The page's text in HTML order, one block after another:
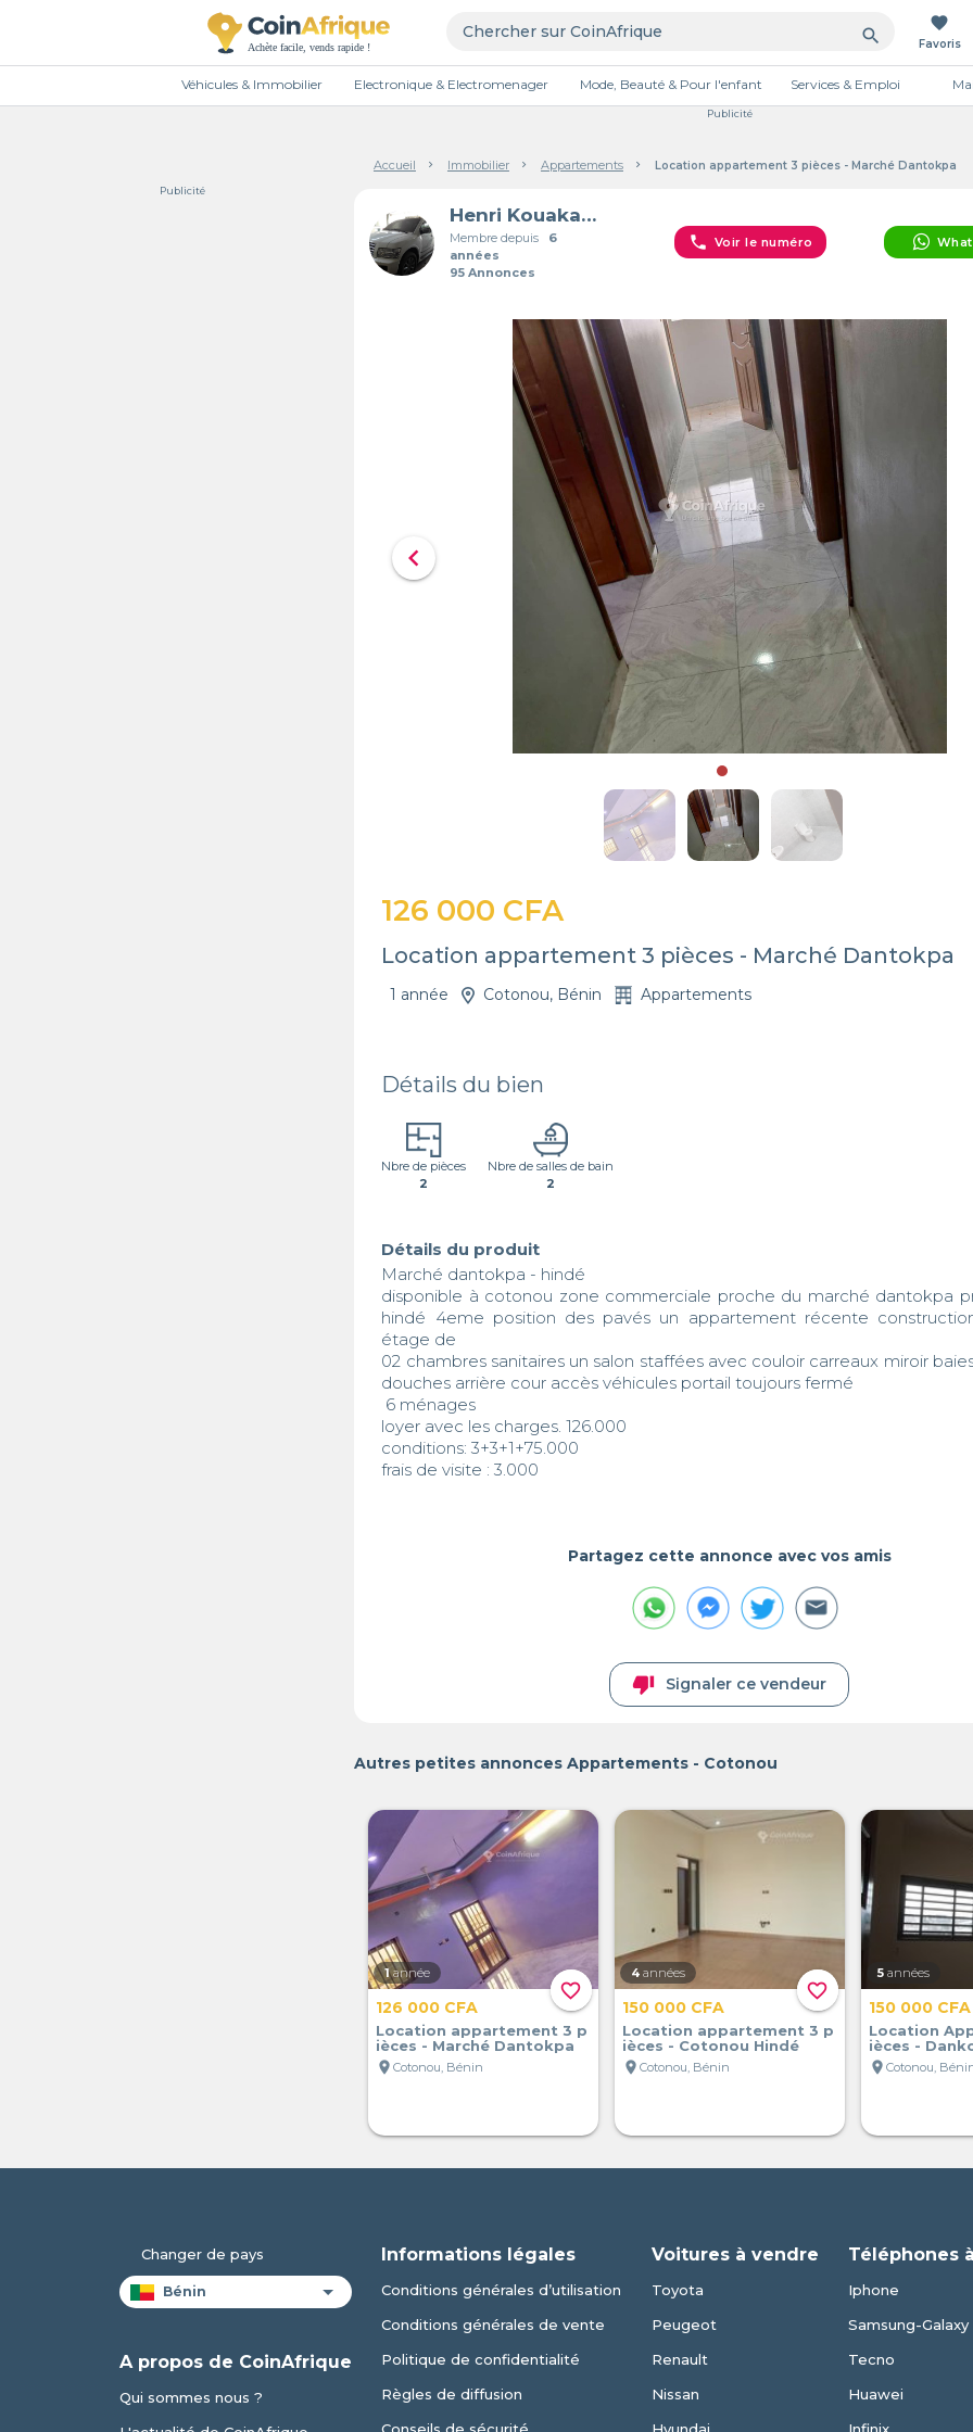
search
favorite
Favoris
Véhicules & Immobilier Electronique & Electromenager Mode, Beauté & Pour l'enfant Services & Emploi
Publicité
Accueil Immobilier Appartements Location appartement 3 pièces - Marché Dantokpa
Publicité
Henri Kouakanou
Membre depuis6
années
95 Annonces
phone Voir le numéro
chevron_left
126 000 CFA
Location appartement 3 pièces - Marché Dantokpa
1 année Cotonou, Bénin Appartements
Détails du bien
Nbre de pièces
2
Nbre de salles de bain
2
Détails du produit
Marché dantokpa - hindé
disponible à cotonou zone commerciale proche du marché dantokpa
hindé 4eme position des pavés un appartement récente
étage de
02 chambres sanitaires un salon staffées avec couloir carreaux miroir
douches arrière cour accès véhicules portail toujours fermé
loyer avec les charges. 126.000
conditions: 3+3+1+75.000
frais de visite : 3.000
Partagez cette annonce avec vos amis
thumb_down Signaler ce vendeur
Autres petites annonces Appartements - Cotonou
favorite_border
1 année
126 000 CFA
Location appartement 3 p
ièces - Marché Dantokpa
location_on Cotonou, Bénin
favorite_border
4 années
150 000 CFA
Location appartement 3 p
ièces - Cotonou Hindé
location_on Cotonou, Bénin
5 années
150 000 CFA
Location
ièces -
location_on Cotonou,
Changer de pays
A propos de CoinAfrique
Qui sommes nous ?
Informations légales
Conditions générales d’utilisation
Conditions générales de vente
Politique de confidentialité
Règles de diffusion
Voitures à vendre
Toyota
Peugeot
Renault
Nissan
Téléphones
Iphone
Samsung-Galaxy
Tecno
Huawei